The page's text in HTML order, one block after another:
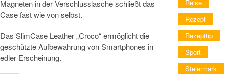
Magneten in der Verschlusslasche schließt das
Case fast wie von selbst.
Das SlimCase Leather „Croco“ ermöglicht die
geschützte Aufbewahrung von Smartphones in
edler Erscheinung.
Reise
Rezept
Rezepttip
Sport
Steiermark